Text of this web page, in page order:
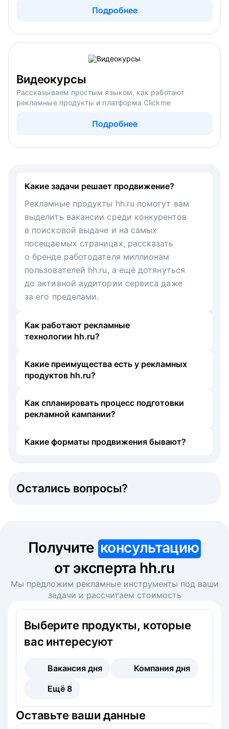
Подробнее
Видеокурсы
Рассказываем простым языком, как работают
рекламные продукты и платформа Clickme
Подробнее
Какие задачи решает продвижение?
Рекламные продукты hh.ru помогут вам
выделить вакансии среди конкурентов
в поисковой выдаче и на самых
посещаемых страницах, рассказать
о бренде работодателя миллионам
пользователей hh.ru, а ещё дотянуться
до активной аудитории сервиса даже
за его пределами.
Как работают рекламные
технологии hh.ru?
Какие преимущества есть у рекламных
продуктов hh.ru?
Как спланировать процесс подготовки
рекламной кампании?
Какие форматы продвижения бывают?
Остались вопросы?
Получите консультацию
от эксперта hh.ru
Мы предложим рекламные инструменты под ваши
задачи и рассчитаем стоимость
Выберите продукты, которые
вас интересуют
Вакансия дня
Компания дня
Ещё 8
Оставьте ваши данные